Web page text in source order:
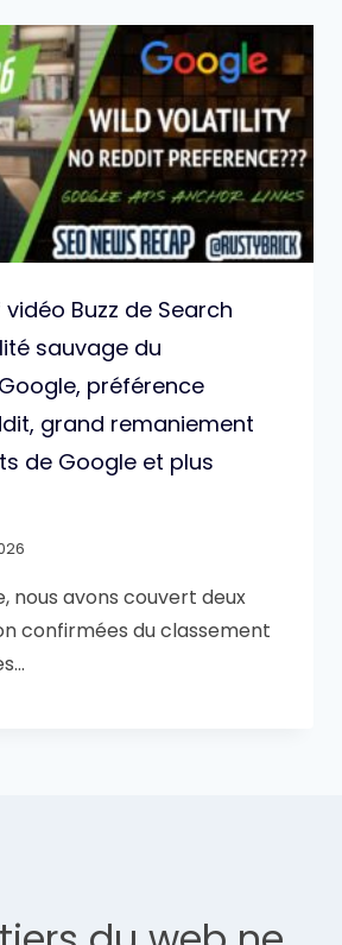
Buzz de Search
sauvage du
préférence
grand remaniement
de Google et plus
nous avons couvert deux
confirmées du classement